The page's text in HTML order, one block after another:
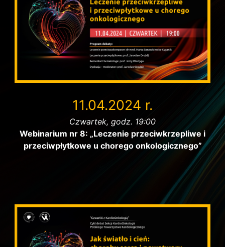
11.04.2024 r.
Czwartek, godz. 19:00
Webinarium nr 8: „Leczenie przeciwkrzepliwe i
przeciwpłytkowe u chorego onkologicznego”